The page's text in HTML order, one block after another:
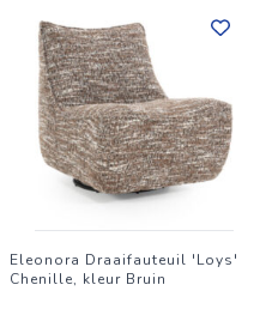
Eleonora Draaifauteuil 'Loys'
Chenille, kleur Bruin